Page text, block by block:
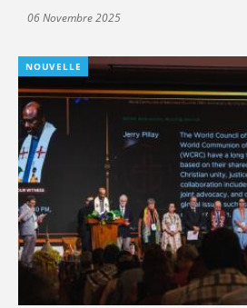
06 Novembre 2025
NOUVELLE